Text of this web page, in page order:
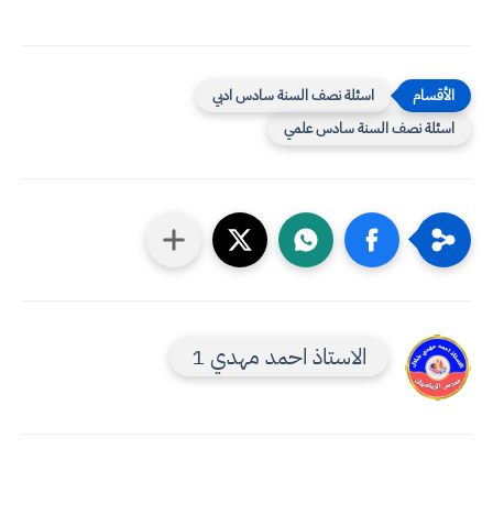
اسئلة نصف السنة سادس ادبي
اسئلة نصف السنة سادس علمي
الاستاذ احمد مهدي 1